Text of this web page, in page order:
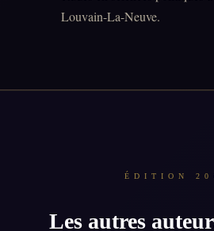
Louvain-La-Neuve.
ÉDITION
Les autres